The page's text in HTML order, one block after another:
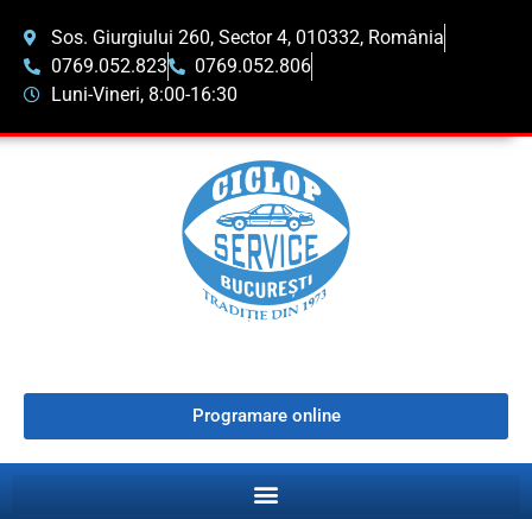
Sos. Giurgiului 260, Sector 4, 010332, România
0769.052.823
0769.052.806
Luni-Vineri, 8:00-16:30
Programare online